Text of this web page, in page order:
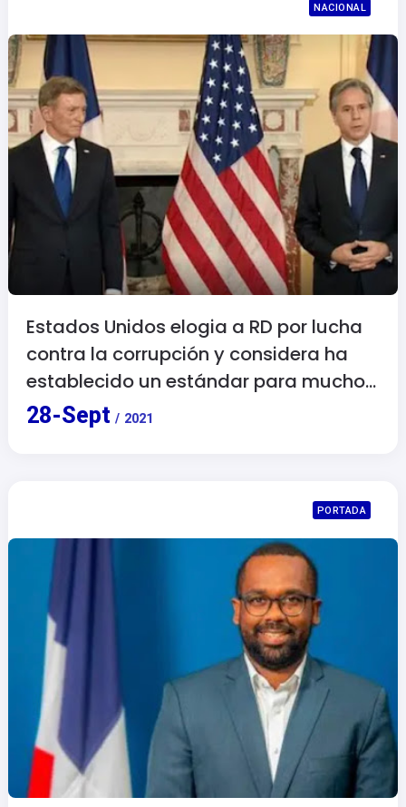
NACIONAL
Estados Unidos elogia a RD por lucha
contra la corrupción y considera ha
establecido un estándar para muchos
países.
28-Sept / 2021
PORTADA